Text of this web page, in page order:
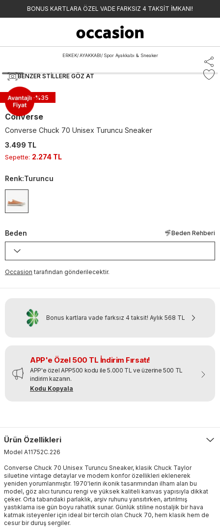
BONUS KARTLARA ÖZEL VADE FARKSIZ 4 TAKSİT İMKANI!
ERKEK/ AYAKKABI/ Spor Ayakkabı & Sneaker
BENZER STILLERE GÖZ AT
Sepette -%35
Converse
Converse Chuck 70 Unisex Turuncu Sneaker
3.499 TL
Sepette: 2.274 TL
Renk:Turuncu
Beden Beden Rehberi
Occasion tarafından gönderilecektir.
Bonus kartlara vade farksız 4 taksit! Aylık 568 TL
APP'e Özel 500 TL İndirim Fırsatı!
APP'e özel APP500 kodu ile 5.000 TL ve üzerine 500 TL
indirim kazanın.
Kodu Kopyala
Ürün Özellikleri
Model A11752C.226
Converse Chuck 70 Unisex Turuncu Sneaker, klasik Chuck Taylor
siluetine vintage detaylar ve modern konfor özellikleri eklenerek
yeniden yorumlanmıştır. 1970'lerin ikonik tasarımından ilham alan bu
model, göz alıcı turuncu rengi ve yüksek kaliteli kanvas yapısıyla dikkat
çeker. Orta tabandaki parlaklık, arşiv ruhunu yansıtırken, artırılmış
yastıklama ise gün boyu rahatlık sunar. Günlük stiline nostaljik bir hava
katmak isteyenler için ideal bir tercih olan Chuck 70, hem klasik hem de
cesur bir duruş sergiler.